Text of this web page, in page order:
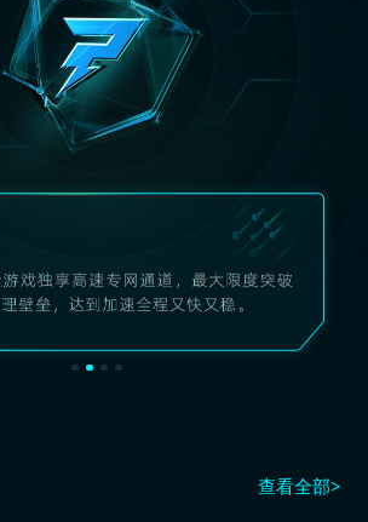
查看全部>